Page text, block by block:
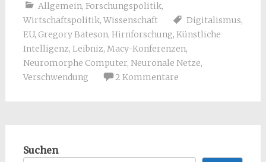
Allgemein, Forschungspolitik,
Wirtschaftspolitik, Wissenschaft Digitalismus,
EU, Gregory Bateson, Hirnforschung, Künstliche
Intelligenz, Leibniz, Macy-Konferenzen,
Neuromorphe Computer, Neuronale Netze,
Verschwendung
2 Kommentare
Suchen